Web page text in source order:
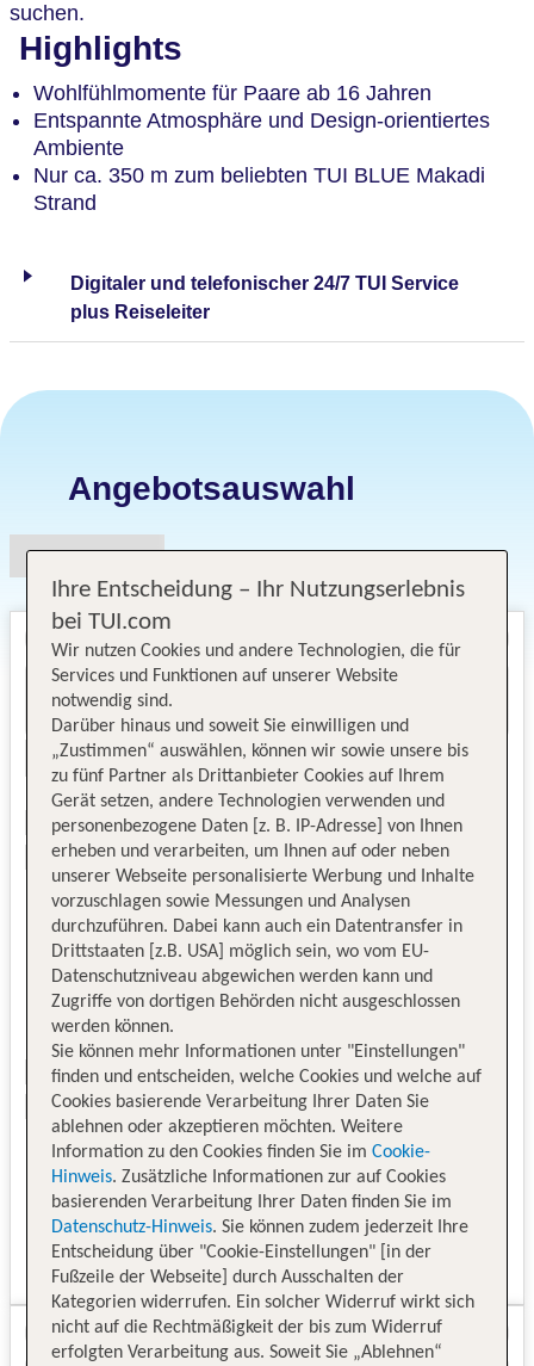
suchen.
Highlights
Wohlfühlmomente für Paare ab 16 Jahren
Entspannte Atmosphäre und Design-orientiertes
Ambiente
Nur ca. 350 m zum beliebten TUI BLUE Makadi
Strand
Digitaler und telefonischer 24/7 TUI Service
plus Reiseleiter
Angebotsauswahl
Ihre Entscheidung – Ihr Nutzungserlebnis
bei TUI.com
Wir nutzen Cookies und andere Technologien, die für
Services und Funktionen auf unserer Website
notwendig sind.
Darüber hinaus und soweit Sie einwilligen und
„Zustimmen“ auswählen, können wir sowie unsere bis
zu fünf Partner als Drittanbieter Cookies auf Ihrem
Gerät setzen, andere Technologien verwenden und
personenbezogene Daten [z. B. IP-Adresse] von Ihnen
erheben und verarbeiten, um Ihnen auf oder neben
unserer Webseite personalisierte Werbung und Inhalte
vorzuschlagen sowie Messungen und Analysen
durchzuführen. Dabei kann auch ein Datentransfer in
Drittstaaten [z.B. USA] möglich sein, wo vom EU-
Datenschutzniveau abgewichen werden kann und
Zugriffe von dortigen Behörden nicht ausgeschlossen
werden können.
Sie können mehr Informationen unter "Einstellungen"
finden und entscheiden, welche Cookies und welche auf
Cookies basierende Verarbeitung Ihrer Daten Sie
ablehnen oder akzeptieren möchten. Weitere
Information zu den Cookies finden Sie im Cookie-
Hinweis. Zusätzliche Informationen zur auf Cookies
basierenden Verarbeitung Ihrer Daten finden Sie im
Datenschutz-Hinweis. Sie können zudem jederzeit Ihre
Entscheidung über "Cookie-Einstellungen" [in der
Fußzeile der Webseite] durch Ausschalten der
Kategorien widerrufen. Ein solcher Widerruf wirkt sich
nicht auf die Rechtmäßigkeit der bis zum Widerruf
erfolgten Verarbeitung aus. Soweit Sie „Ablehnen“